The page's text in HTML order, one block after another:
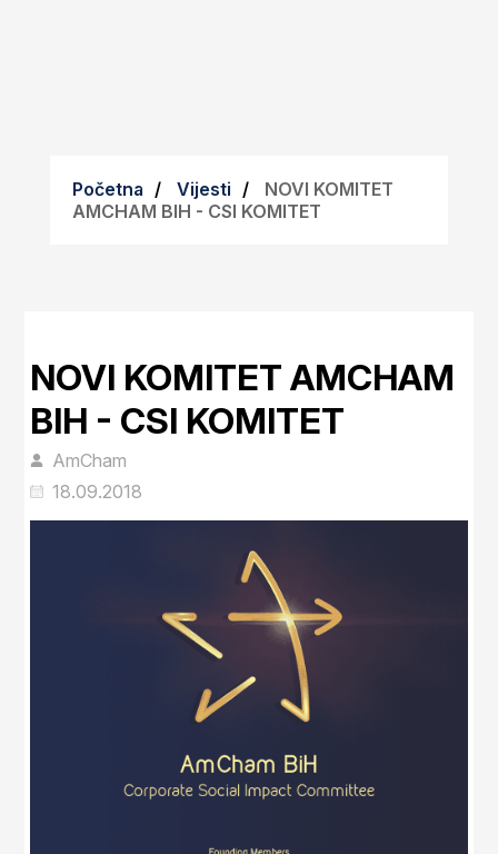
Početna Vijesti
NOVI KOMITET
AMCHAM BIH - CSI KOMITET
NOVI KOMITET AMCHAM
BIH - CSI KOMITET
AmCham
18.09.2018